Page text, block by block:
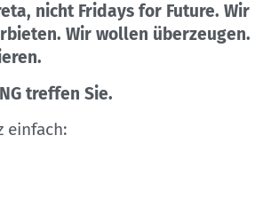
nicht Fridays for Future. Wir
Wir wollen überzeugen.
treffen Sie.
einfach: